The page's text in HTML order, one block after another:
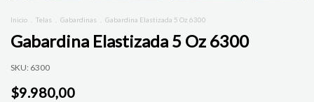
Inicio Telas Gabardinas Gabardina Elastizada 5 Oz 6300
Gabardina Elastizada 5 Oz 6300
SKU: 6300
$9.980,00